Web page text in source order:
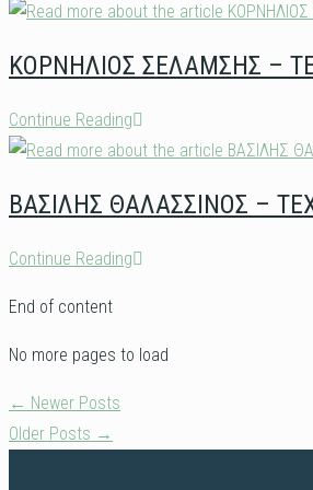
–
Αλέξανδρος
Σχισμένος
Υποκριτικής
Όλους
ΚΟΡΝΗΛΙΟΣ ΣΕΛΑΜΣΗΣ –
Continue ReadingΚΟΡΝΗΛΙΟΣ
ΣΕΛΑΜΣΗΣ
ΤΕΧΝΩΝ
ΒΑΣΙΛΗΣ ΘΑΛΑΣΣΙΝΟΣ –
Continue ReadingΒΑΣΙΛΗΣ
ΤΕΧΝΩΝ
End of content
No more pages to load
← Newer Posts
Older Posts →